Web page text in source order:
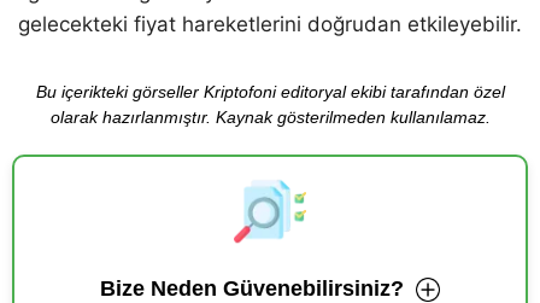
gelecekteki fiyat hareketlerini doğrudan etkileyebilir.
Bu içerikteki görseller Kriptofoni editoryal ekibi tarafından özel
olarak hazırlanmıştır. Kaynak gösterilmeden kullanılamaz.
Bize Neden Güvenebilirsiniz?